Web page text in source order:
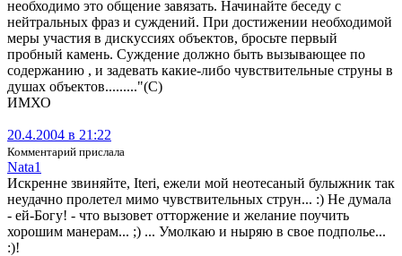
необходимо это общение завязать. Начинайте беседу с
нейтральных фраз и суждений. При достижении необходимой
меры участия в дискуссиях объектов, бросьте первый
пробный камень. Суждение должно быть вызывающее по
содержанию , и задевать какие-либо чувствительные струны в
душах объектов........."(C)
ИМХО
20.4.2004 в 21:22
Комментарий прислала
Nata1
Искренне звиняйте, Iteri, ежели мой неотесаный булыжник так
неудачно пролетел мимо чувствительных струн... :) Не думала
- ей-Богу! - что вызовет отторжение и желание поучить
хорошим манерам... ;) ... Умолкаю и ныряю в свое подполье...
:)!